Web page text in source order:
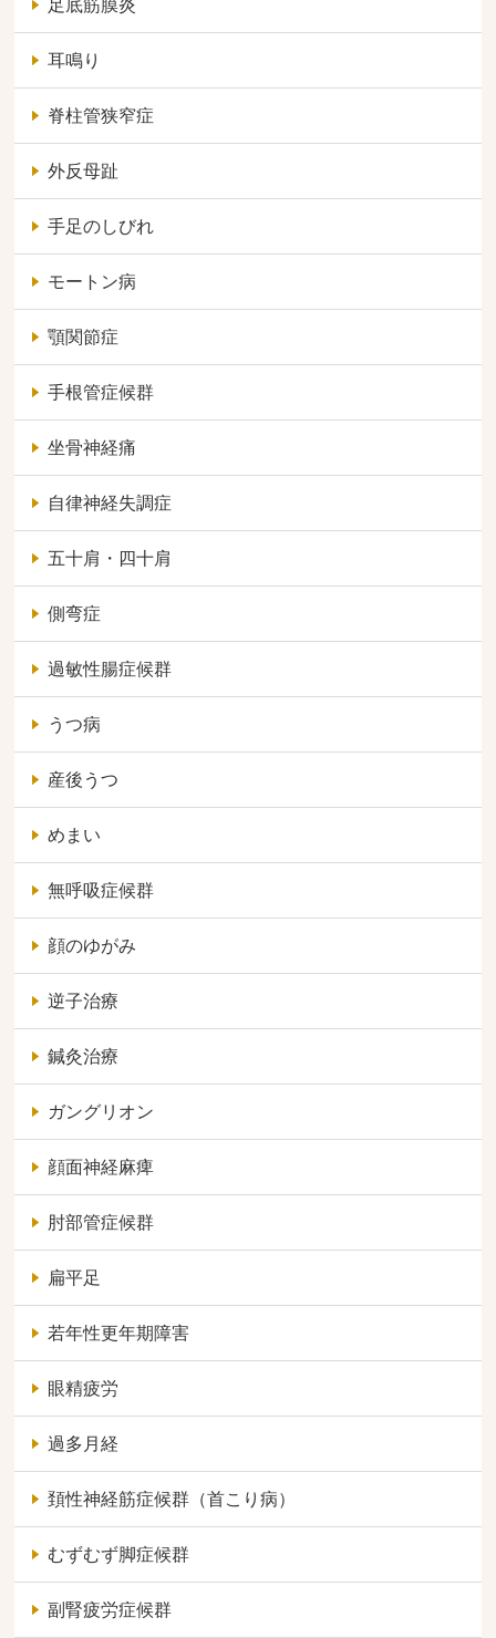
足底筋膜炎
耳鳴り
脊柱管狭窄症
外反母趾
手足のしびれ
モートン病
顎関節症
手根管症候群
坐骨神経痛
自律神経失調症
五十肩・四十肩
側弯症
過敏性腸症候群
うつ病
産後うつ
めまい
無呼吸症候群
顔のゆがみ
逆子治療
鍼灸治療
ガングリオン
顔面神経麻痺
肘部管症候群
扁平足
若年性更年期障害
眼精疲労
過多月経
頚性神経筋症候群（首こり病）
むずむず脚症候群
副腎疲労症候群